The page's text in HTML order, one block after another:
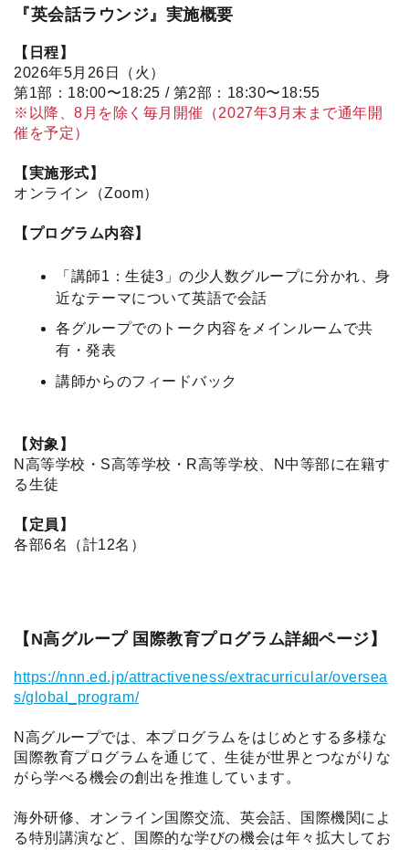
『英会話ラウンジ』実施概要
【日程】
2026年5月26日（火）
第1部：18:00〜18:25 / 第2部：18:30〜18:55
※以降、8月を除く毎月開催（2027年3月末まで通年開
催を予定）
【実施形式】
オンライン（Zoom）
【プログラム内容】
「講師1：生徒3」の少人数グループに分かれ、身
近なテーマについて英語で会話
各グループでのトーク内容をメインルームで共
有・発表
講師からのフィードバック
【対象】
N高等学校・S高等学校・R高等学校、N中等部に在籍す
る生徒
【定員】
各部6名（計12名）
【N高グループ 国際教育プログラム詳細ページ】
https://nnn.ed.jp/attractiveness/extracurricular/oversea
s/global_program/
N高グループでは、本プログラムをはじめとする多様な
国際教育プログラムを通じて、生徒が世界とつながりな
がら学べる機会の創出を推進しています。
海外研修、オンライン国際交流、英会話、国際機関によ
る特別講演など、国際的な学びの機会は年々拡大してお